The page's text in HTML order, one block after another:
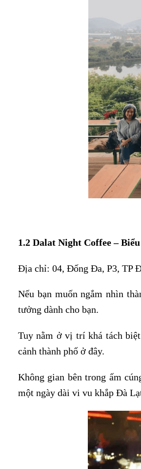
1.2 Dalat Night Coffee –
Địa chỉ: 04, Đống Đa, P3, TP
Nếu bạn muốn ngắm nhìn
tưởng dành cho bạn.
Tuy nằm ở vị trí khá tách
cảnh thành phố ở đây.
Không gian bên trong ấm
một ngày dài vi vu khắp Đà